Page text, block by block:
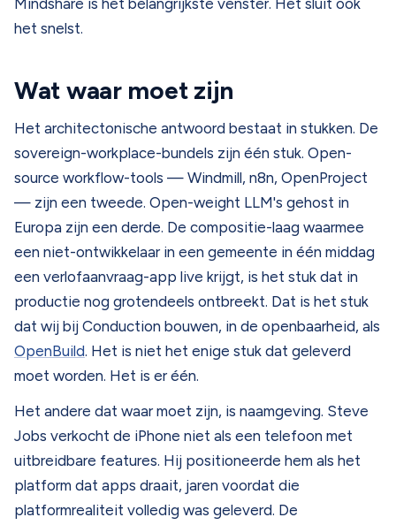
Mindshare is het belangrijkste venster. Het sluit ook
het snelst.
Wat waar moet zijn
Het architectonische antwoord bestaat in stukken. De
sovereign-workplace-bundels zijn één stuk. Open-
source workflow-tools — Windmill, n8n, OpenProject
— zijn een tweede. Open-weight LLM's gehost in
Europa zijn een derde. De compositie-laag waarmee
een niet-ontwikkelaar in een gemeente in één middag
een verlofaanvraag-app live krijgt, is het stuk dat in
productie nog grotendeels ontbreekt. Dat is het stuk
dat wij bij Conduction bouwen, in de openbaarheid, als
OpenBuild. Het is niet het enige stuk dat geleverd
moet worden. Het is er één.
Het andere dat waar moet zijn, is naamgeving. Steve
Jobs verkocht de iPhone niet als een telefoon met
uitbreidbare features. Hij positioneerde hem als het
platform dat apps draait, jaren voordat die
platformrealiteit volledig was geleverd. De